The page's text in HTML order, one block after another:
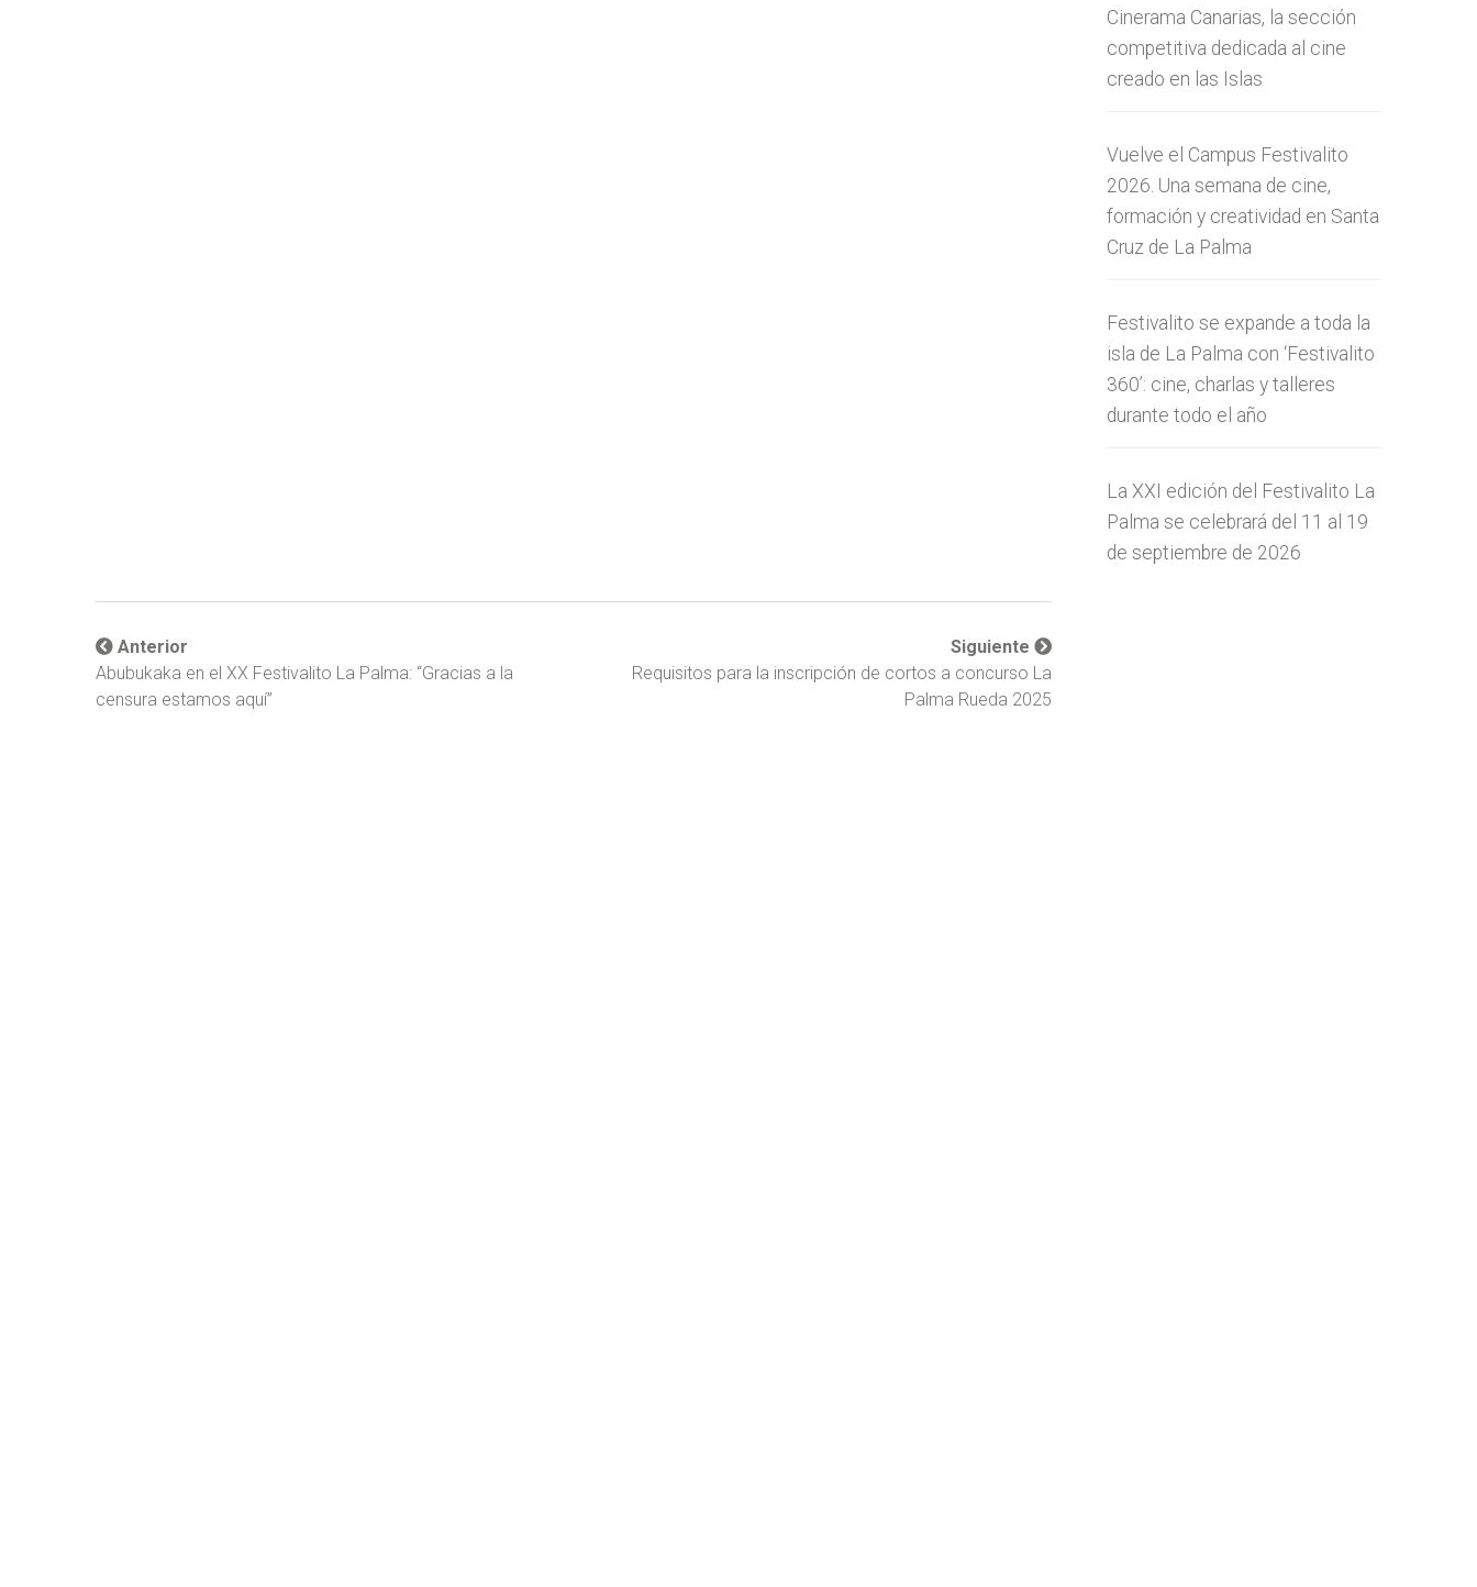
Anterior
Abubukaka en el XX Festivalito La Palma: “Gracias a la
censura estamos aquí”
Siguiente
Requisitos para la inscripción de cortos a concurso La
Palma Rueda 2025
Cinerama Canarias, la sección
competitiva dedicada al cine
creado en las Islas
Vuelve el Campus Festivalito
2026. Una semana de cine,
formación y creatividad en Santa
Cruz de La Palma
Festivalito se expande a toda la
isla de La Palma con ‘Festivalito
360’: cine, charlas y talleres
durante todo el año
La XXI edición del Festivalito La
Palma se celebrará del 11 al 19
de septiembre de 2026